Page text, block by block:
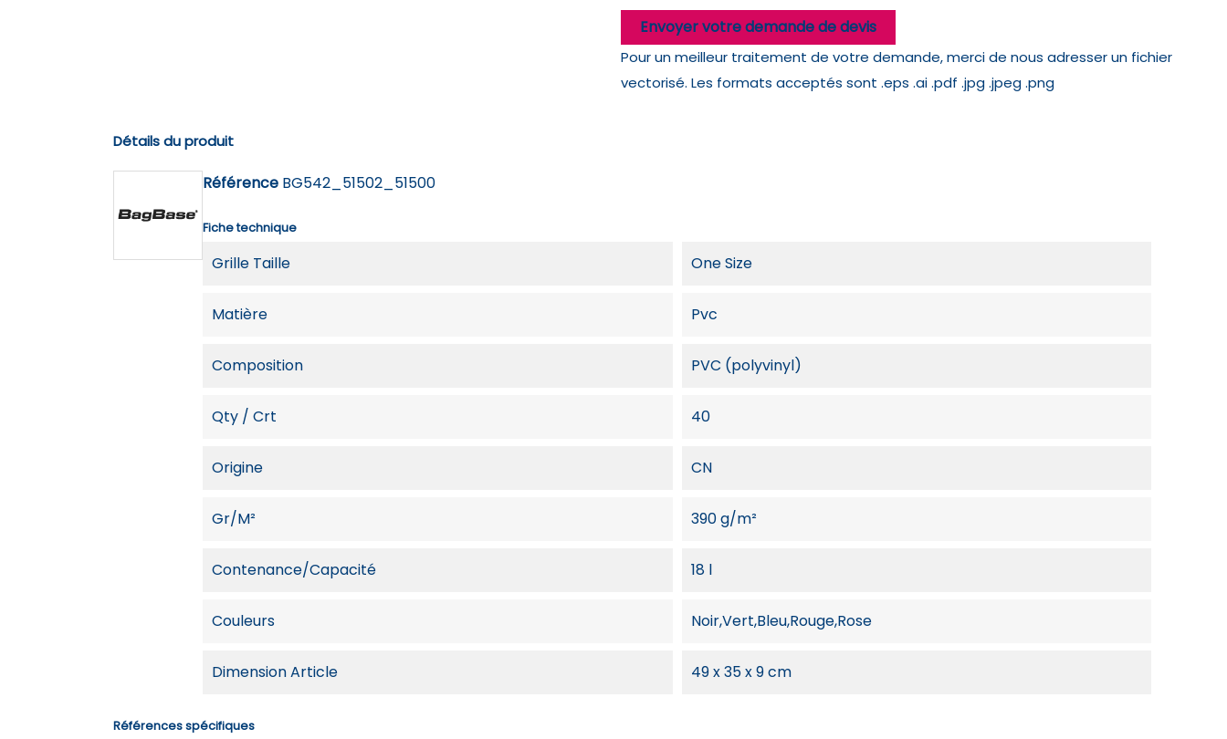
Envoyer votre demande de devis
Pour un meilleur traitement de votre demande, merci de nous adresser un fichier
vectorisé. Les formats acceptés sont .eps .ai .pdf .jpg .jpeg .png
Détails du produit
Référence BG542_51502_51500
Fiche technique
Grille Taille One Size
Matière Pvc
Composition PVC (polyvinyl)
Qty / Crt 40
Origine CN
Gr/m² 390 g/m²
Contenance/capacité 18 l
Couleurs Noir,Vert,Bleu,Rouge,Rose
Dimension Article 49 x 35 x 9 cm
Références spécifiques